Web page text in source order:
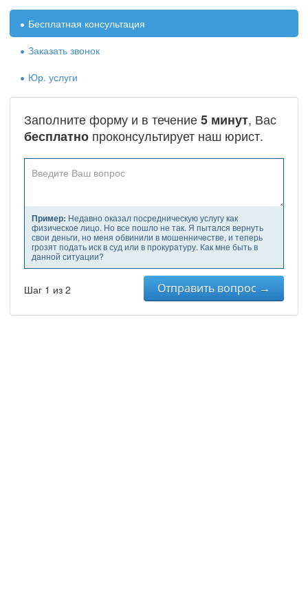
• Бесплатная консультация
• Заказать звонок
• Юр. услуги
Заполните форму и в течение5 минут, Вас
бесплатно проконсультирует наш юрист.
Пример: Недавно оказал посредническую услугу как
физическое лицо. Но все пошло не так. Я пытался вернуть
свои деньги, но меня обвинили в мошенничестве, и теперь
грозят подать иск в суд или в прокуратуру. Как мне быть в
данной ситуации?
Шаг 1 из 2 Отправить вопрос →